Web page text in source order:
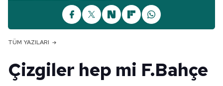
TÜM YAZILARI
Çizgiler hep mi F.Bahçe